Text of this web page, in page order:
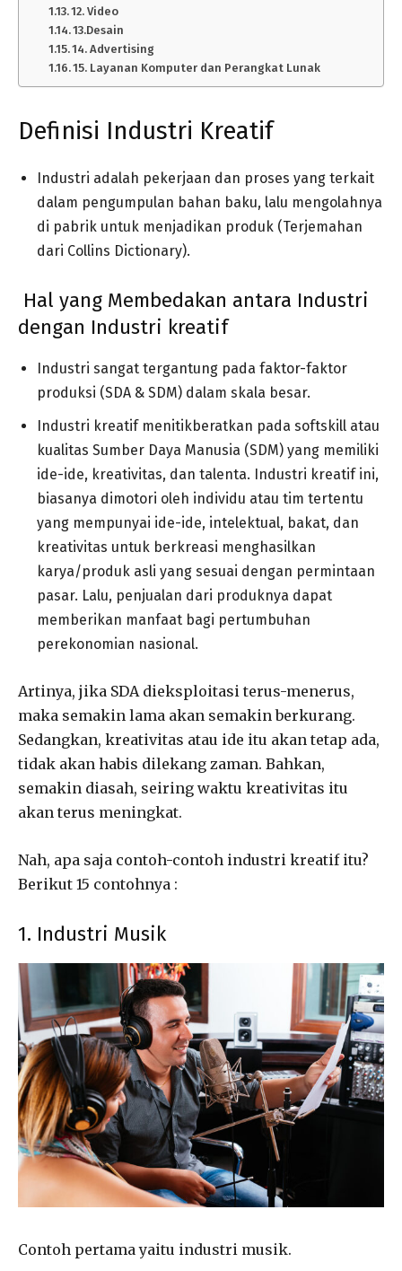
12. Video
13.Desain
14. Advertising
15. Layanan Komputer dan Perangkat Lunak
Definisi Industri Kreatif
Industri adalah pekerjaan dan proses yang terkait
dalam pengumpulan bahan baku, lalu mengolahnya
di pabrik untuk menjadikan produk (Terjemahan
dari Collins Dictionary).
Hal yang Membedakan antara Industri
dengan Industri kreatif
Industri sangat tergantung pada faktor-faktor
produksi (SDA & SDM) dalam skala besar.
Industri kreatif menitikberatkan pada softskill atau
kualitas Sumber Daya Manusia (SDM) yang memiliki
ide-ide, kreativitas, dan talenta. Industri kreatif ini,
biasanya dimotori oleh individu atau tim tertentu
yang mempunyai ide-ide, intelektual, bakat, dan
kreativitas untuk berkreasi menghasilkan
karya/produk asli yang sesuai dengan permintaan
pasar. Lalu, penjualan dari produknya dapat
memberikan manfaat bagi pertumbuhan
perekonomian nasional.
Artinya, jika SDA dieksploitasi terus-menerus,
maka semakin lama akan semakin berkurang.
Sedangkan, kreativitas atau ide itu akan tetap ada,
tidak akan habis dilekang zaman. Bahkan,
semakin diasah, seiring waktu kreativitas itu
akan terus meningkat.
Nah, apa saja contoh-contoh industri kreatif itu?
Berikut 15 contohnya :
1. Industri Musik
Contoh pertama yaitu industri musik.